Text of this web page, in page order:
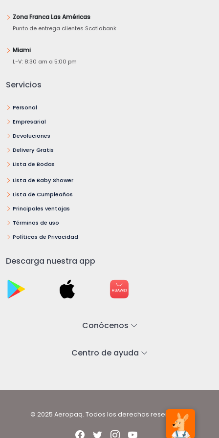
Zona Franca Las Américas
Punto de entrega clientes Scotiabank
Miami
L-V: 8:30 am a 5:00 pm
Servicios
Personal
Empresarial
Devoluciones
Delivery Gratis
Lista de Bodas
Lista de Baby Shower
Lista de Cumpleaños
Principales ventajas
Términos de uso
Políticas de Privacidad
Descarga nuestra app
Conócenos
Centro de ayuda
© 2025 Aeropaq. Todos los derechos reservados.